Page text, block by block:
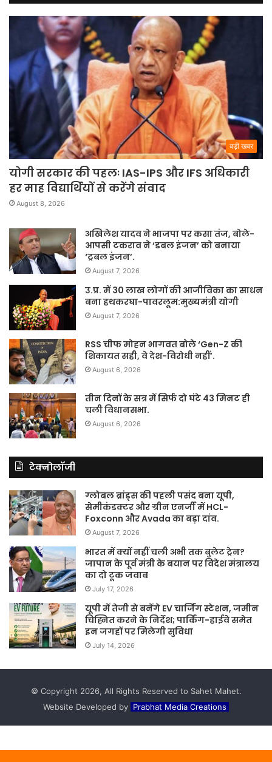
बड़ी खबर
योगी सरकार की पहलः IAS-IPS और IFS अधिकारी
हर माह विद्यार्थियों से करेंगे संवाद
August 8, 2026
अखिलेश यादव ने भाजपा पर कसा तंज, बोले-
आपसी टकराव ने ‘डबल इंजन’ को बनाया
‘ट्रबल इंजन’.
August 7, 2026
उ.प्र. में 30 लाख लोगों की आजीविका का साधन
बना हथकरघा-पावरलूम:मुख्यमंत्री योगी
August 7, 2026
RSS चीफ मोहन भागवत बोले ‘Gen-Z की
शिकायत सही, वे देश-विरोधी नहीं’.
August 6, 2026
तीन दिनों के सत्र में सिर्फ दो घंटे 43 मिनट ही
चली विधानसभा.
August 6, 2026
टेक्नोलॉजी
ग्लोबल ब्रांड्स की पहली पसंद बना यूपी,
सेमीकंडक्टर और ग्रीन एनर्जी में HCL-
Foxconn और Avada का बड़ा दांव.
August 7, 2026
भारत में क्यों नहीं चली अभी तक बुलेट ट्रेन?
जापान के पूर्व मंत्री के बयान पर विदेश मंत्रालय
का दो टूक जवाब
July 17, 2026
यूपी में तेजी से बनेंगे EV चार्जिंग स्टेशन, जमीन
चिह्नित करने के निर्देश; पार्किंग-हाईवे समेत
इन जगहों पर मिलेगी सुविधा
July 14, 2026
© Copyright 2026, All Rights Reserved to Sahet Mahet.
Website Developed by Prabhat Media Creations